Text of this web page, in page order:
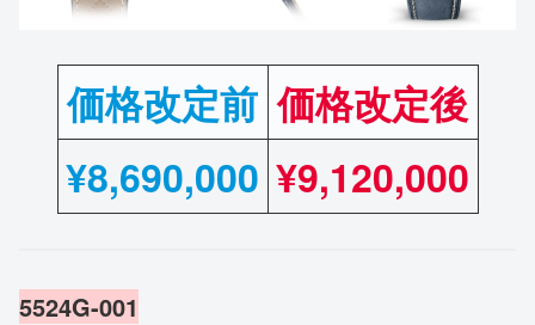
価格改定前 価格改定後
¥8,690,000 ¥9,120,000
5524G-001